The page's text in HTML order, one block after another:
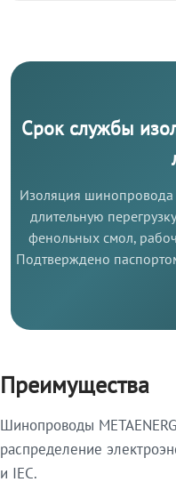
Срок службы
Изоляция шинопровода
длительную
фенольных смол,
Подтверждено
Преимущества
Шинопроводы
распределение
и IEC.